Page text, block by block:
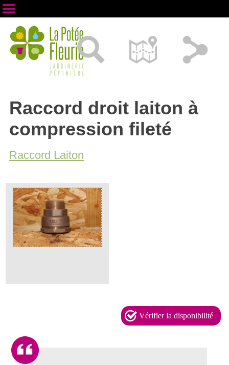
Raccord droit laiton à
compression fileté
Raccord Laiton
Vérifier la disponibilité